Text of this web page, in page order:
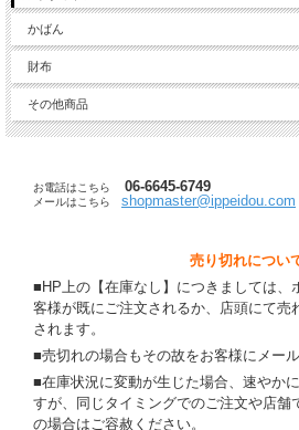
かばん
財布
その他商品
お電話はこちら 06-6645-6749
メールはこちら shopmaster@ippeidou.com
売り切れについ
■HP上の【在庫なし】につきましては、
客様が既にご注文されるか、店頭にて売
されます。
■売切れの場合もその故をお客様にメー
■在庫状況に変動が生じた場合、速やか
すが、同じタイミングでのご注文や店舗
の場合はご容赦ください。